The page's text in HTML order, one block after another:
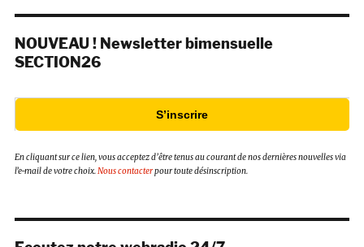
NOUVEAU ! Newsletter bimensuelle
SECTION26
S’inscrire
En cliquant sur ce lien, vous acceptez d’être tenus au courant de nos dernières nouvelles via
l’e-mail de votre choix.Nous contacterpour toute désinscription.